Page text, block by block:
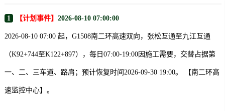
电车手册
1 【计划事件】 2026-08-10 07:00:00
2026-08-10 07:00 起，G1508南二环高速双向，张松互通至九江互通
（K92+744至K122+897），每日07:00-19:00因施工需要，交替占据第
一、二、三车道、路肩；预计恢复时间2026-09-30 19:00。 【南二环高
速监控中心】。